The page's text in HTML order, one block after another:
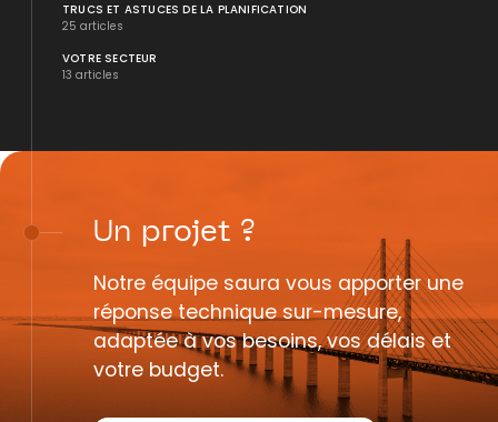
TRUCS ET ASTUCES DE LA PLANIFICATION
25 articles
VOTRE SECTEUR
13 articles
Un projet ?
Notre équipe saura vous apporter une
réponse technique sur-mesure,
adaptée à vos besoins, vos délais et
votre budget.